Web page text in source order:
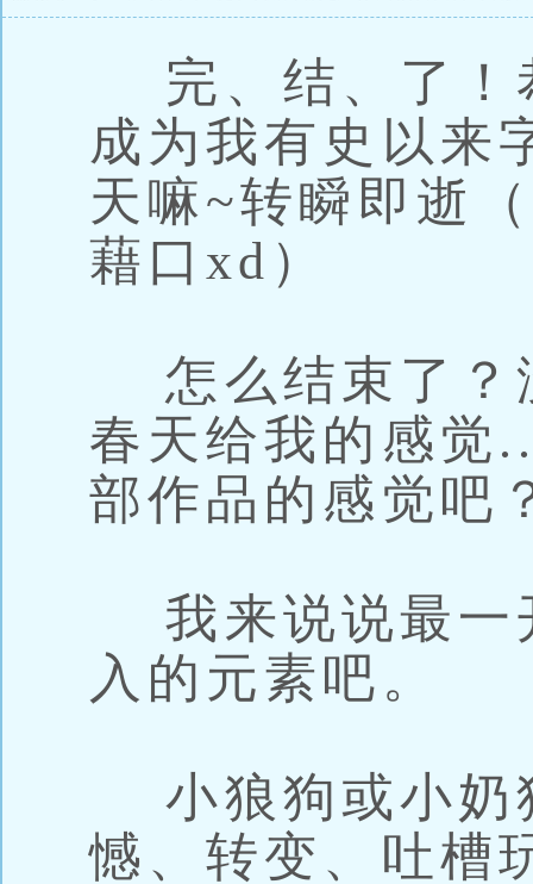
完、结、了！
成为我有史以来
天嘛~转瞬即逝
藉口xd）
怎么结束了？
春天给我的感觉
部作品的感觉吧
我来说说最一
入的元素吧。
小狼狗或小奶
憾、转变、吐槽